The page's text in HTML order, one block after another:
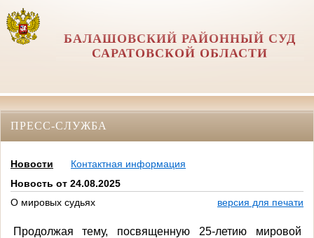
БАЛАШОВСКИЙ РАЙОННЫЙ СУД
САРАТОВСКОЙ ОБЛАСТИ
ПРЕСС-СЛУЖБА
Новости
Контактная информация
Новость от 24.08.2025
О мировых судьях
версия для печати
Продолжая тему, посвященную 25-летию мировой